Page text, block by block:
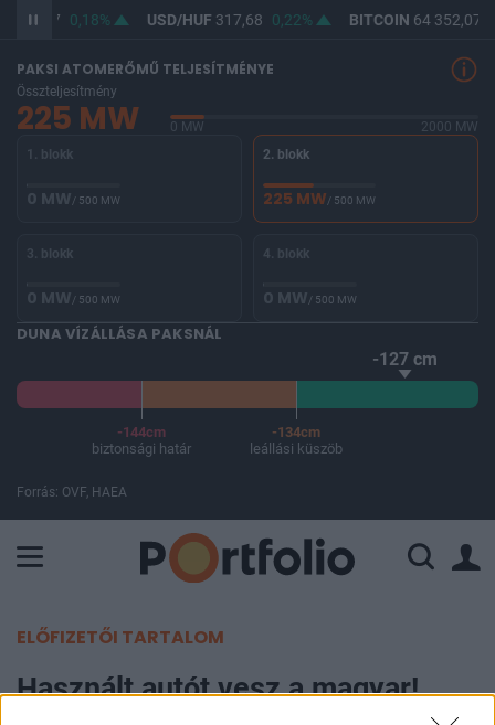
366,07 0,18% USD/HUF317,68 0,22% BITCOIN64 352,07
PAKSI ATOMERŐMŰ TELJESÍTMÉNYE
Összteljesítmény
225 MW 0 MW
2000 MW
1. blokk
0 MW/ 500 MW
2. blokk
225 MW/ 500 MW
3. blokk
0 MW/ 500 MW
4. blokk
0 MW/ 500 MW
DUNA VÍZÁLLÁSA PAKSNÁL
-127 cm
-144cm
biztonsági határ
-134cm
leállási küszöb
Forrás: OVF, HAEA
ELŐFIZETŐI TARTALOM
Használt autót vesz a magyar!